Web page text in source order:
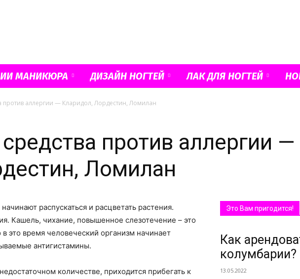
Французский
МАНИКЮРА ДИЗАЙН НОГТЕЙ ЛАК ДЛЯ НОГТЕЙ
против аллергии — Кларидол, Лордестин, Ломилан
против аллергии —
Ломилан
распускаться и расцветать растения.
Кашель, чихание, повышенное слезотечение – это
это время человеческий организм начинает
антигистамины.
количестве, приходится прибегать к
Это Вам пригодится!
Как
колумбарии?
13.05.2022